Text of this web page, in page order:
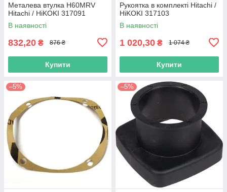
Металева втулка H60MRV
Hitachi / HiKOKI 317091
В наявності
832,20 ₴ 876 ₴
Купити
Рукоятка в комплекті Hitachi /
HiKOKI 317103
В наявності
1 020,30 ₴ 1 074 ₴
Купити
–5% –5%